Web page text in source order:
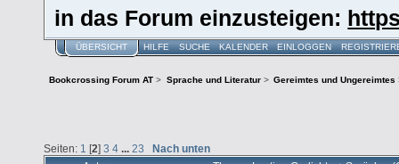
in das Forum einzusteigen:
ÜBERSICHT HILFE SUCHE KALENDER EINLOGGEN
Bookcrossing Forum AT > Sprache und Literatur> Gereimtes und Ungereimtes
Seiten: 1 [2] 3 4 ... 23 Nach unten